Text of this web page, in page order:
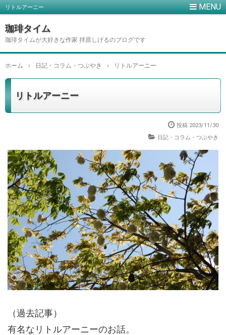
リトルアーニー
珈琲タイム
珈琲タイムが大好きな作家 拝原しげるのブログです
ホーム › 日記・コラム・つぶやき › リトルアーニー
リトルアーニー
投稿 2023/11/30
日記・コラム・つぶやき
（過去記事）
有名なリトルアーニーのお話。